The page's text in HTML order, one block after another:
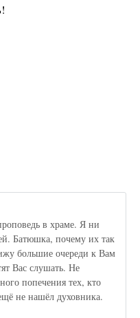
в храме. Я ни
Батюшка, почему их так
большие очереди к Вам
Вас слушать. Не
попечения тех, кто
не нашёл духовника.